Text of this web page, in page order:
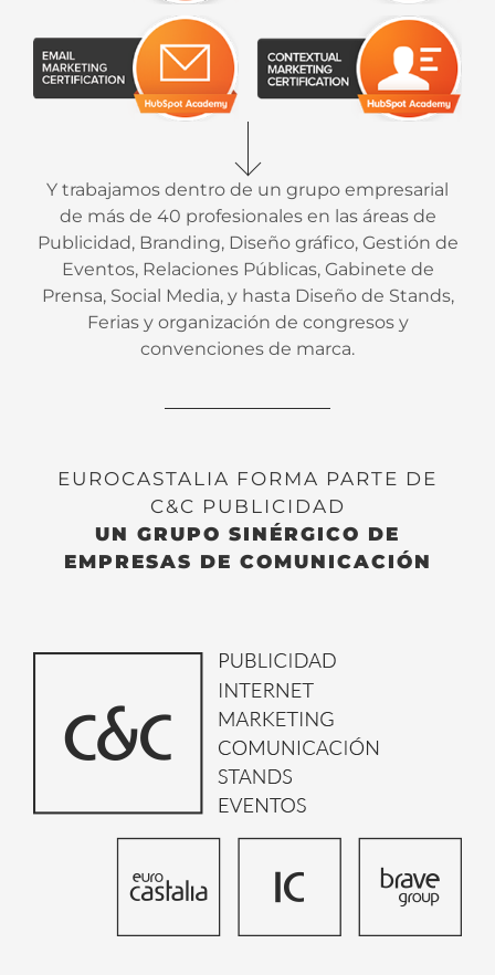
Y trabajamos dentro de un grupo empresarial
de más de 40 profesionales en las áreas de
Publicidad, Branding, Diseño gráfico, Gestión de
Eventos, Relaciones Públicas, Gabinete de
Prensa, Social Media, y hasta Diseño de Stands,
Ferias y organización de congresos y
convenciones de marca.
EUROCASTALIA FORMA PARTE DE
C&C PUBLICIDAD
UN GRUPO SINÉRGICO DE
EMPRESAS DE COMUNICACIÓN